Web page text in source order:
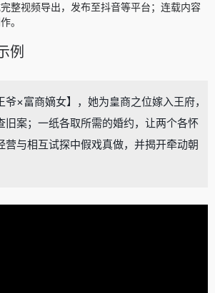
整视频导出，发布至抖音等平台；连载内容
。
例
×富商嫡女】，她为皇商之位嫁入王府，
旧案；一纸各取所需的婚约，让两个各怀
营与相互试探中假戏真做，并揭开牵动朝